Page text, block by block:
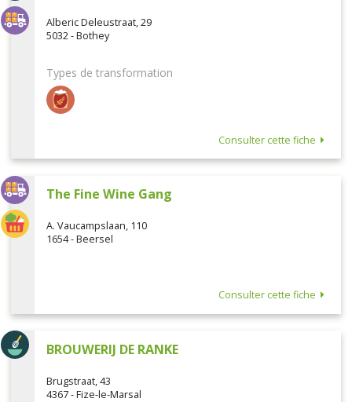
Alberic Deleustraat, 29
5032 - Bothey
Types de transformation
Consulter cette fiche
The Fine Wine Gang
A. Vaucampslaan, 110
1654 - Beersel
Consulter cette fiche
BROUWERIJ DE RANKE
Brugstraat, 43
4367 - Fize-le-Marsal